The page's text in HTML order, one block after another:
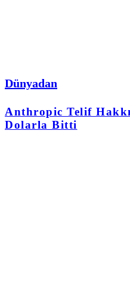
Dünyadan
Anthropic Telif
Dolarla Bitti